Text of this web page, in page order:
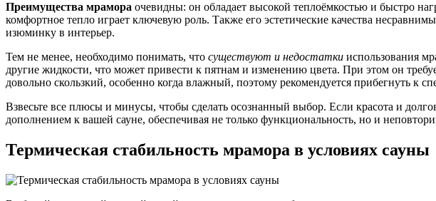
Преимущества мрамора очевидны: он обладает высокой теплоёмкостью и быстро
комфортное тепло играет ключевую роль. Также его эстетические качества
изюминку в интерьер.
Тем не менее, необходимо понимать, что существуют и недостатки использования
другие жидкости, что может привести к пятнам и изменению цвета. При этом он
довольно скользкий, особенно когда влажный, поэтому рекомендуется прибегнуть к
Взвесьте все плюсы и минусы, чтобы сделать осознанный выбор. Если красота и
дополнением к вашей сауне, обеспечивая не только функциональность, но и
Термическая стабильность мрамора в условиях сауны